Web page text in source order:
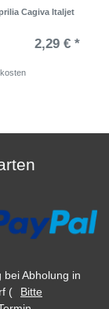
Cagiva Italjet
2,29 € *
bei Abholung in
(
Bitte